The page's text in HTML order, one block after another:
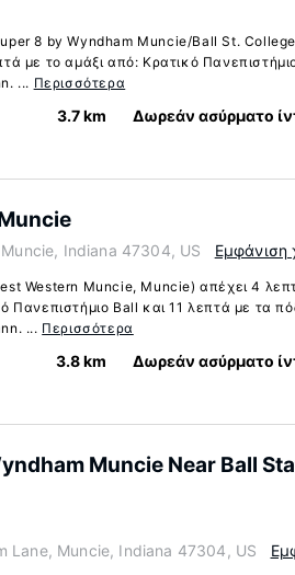
8 by Wyndham Muncie/Ball St.
με το αμάξι από: Κρατικό
... Περισσότερα
3.7 km Δωρεάν ασύρματο
Indiana 47304, US Εμφάνιση
Western Muncie, Muncie) απέχει 4
Πανεπιστήμιο Ball και 11 λεπτά με τα
... Περισσότερα
3.8 km Δωρεάν ασύρματο
Muncie Near Ball
Lane, Muncie, Indiana 47304, US